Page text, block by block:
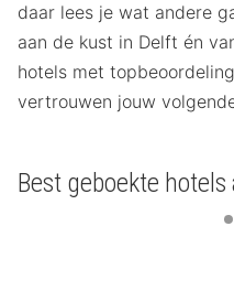
daar lees je wat andere
aan de kust in Delft én
hotels met
vertrouwen jouw
Best geboekte